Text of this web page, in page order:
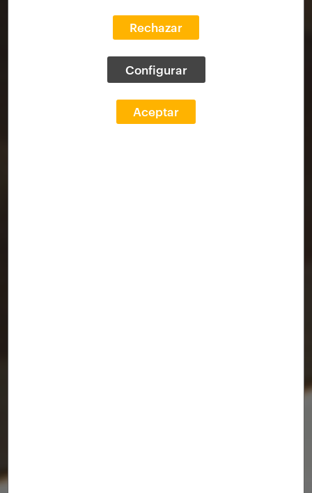
Rechazar
Configurar
Aceptar